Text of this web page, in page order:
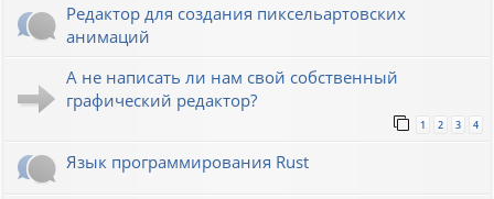
Редактор для создания пиксельартовских
анимаций
А не написать ли нам свой собственный
графический редактор?
1 2 3 4
Язык программирования Rust